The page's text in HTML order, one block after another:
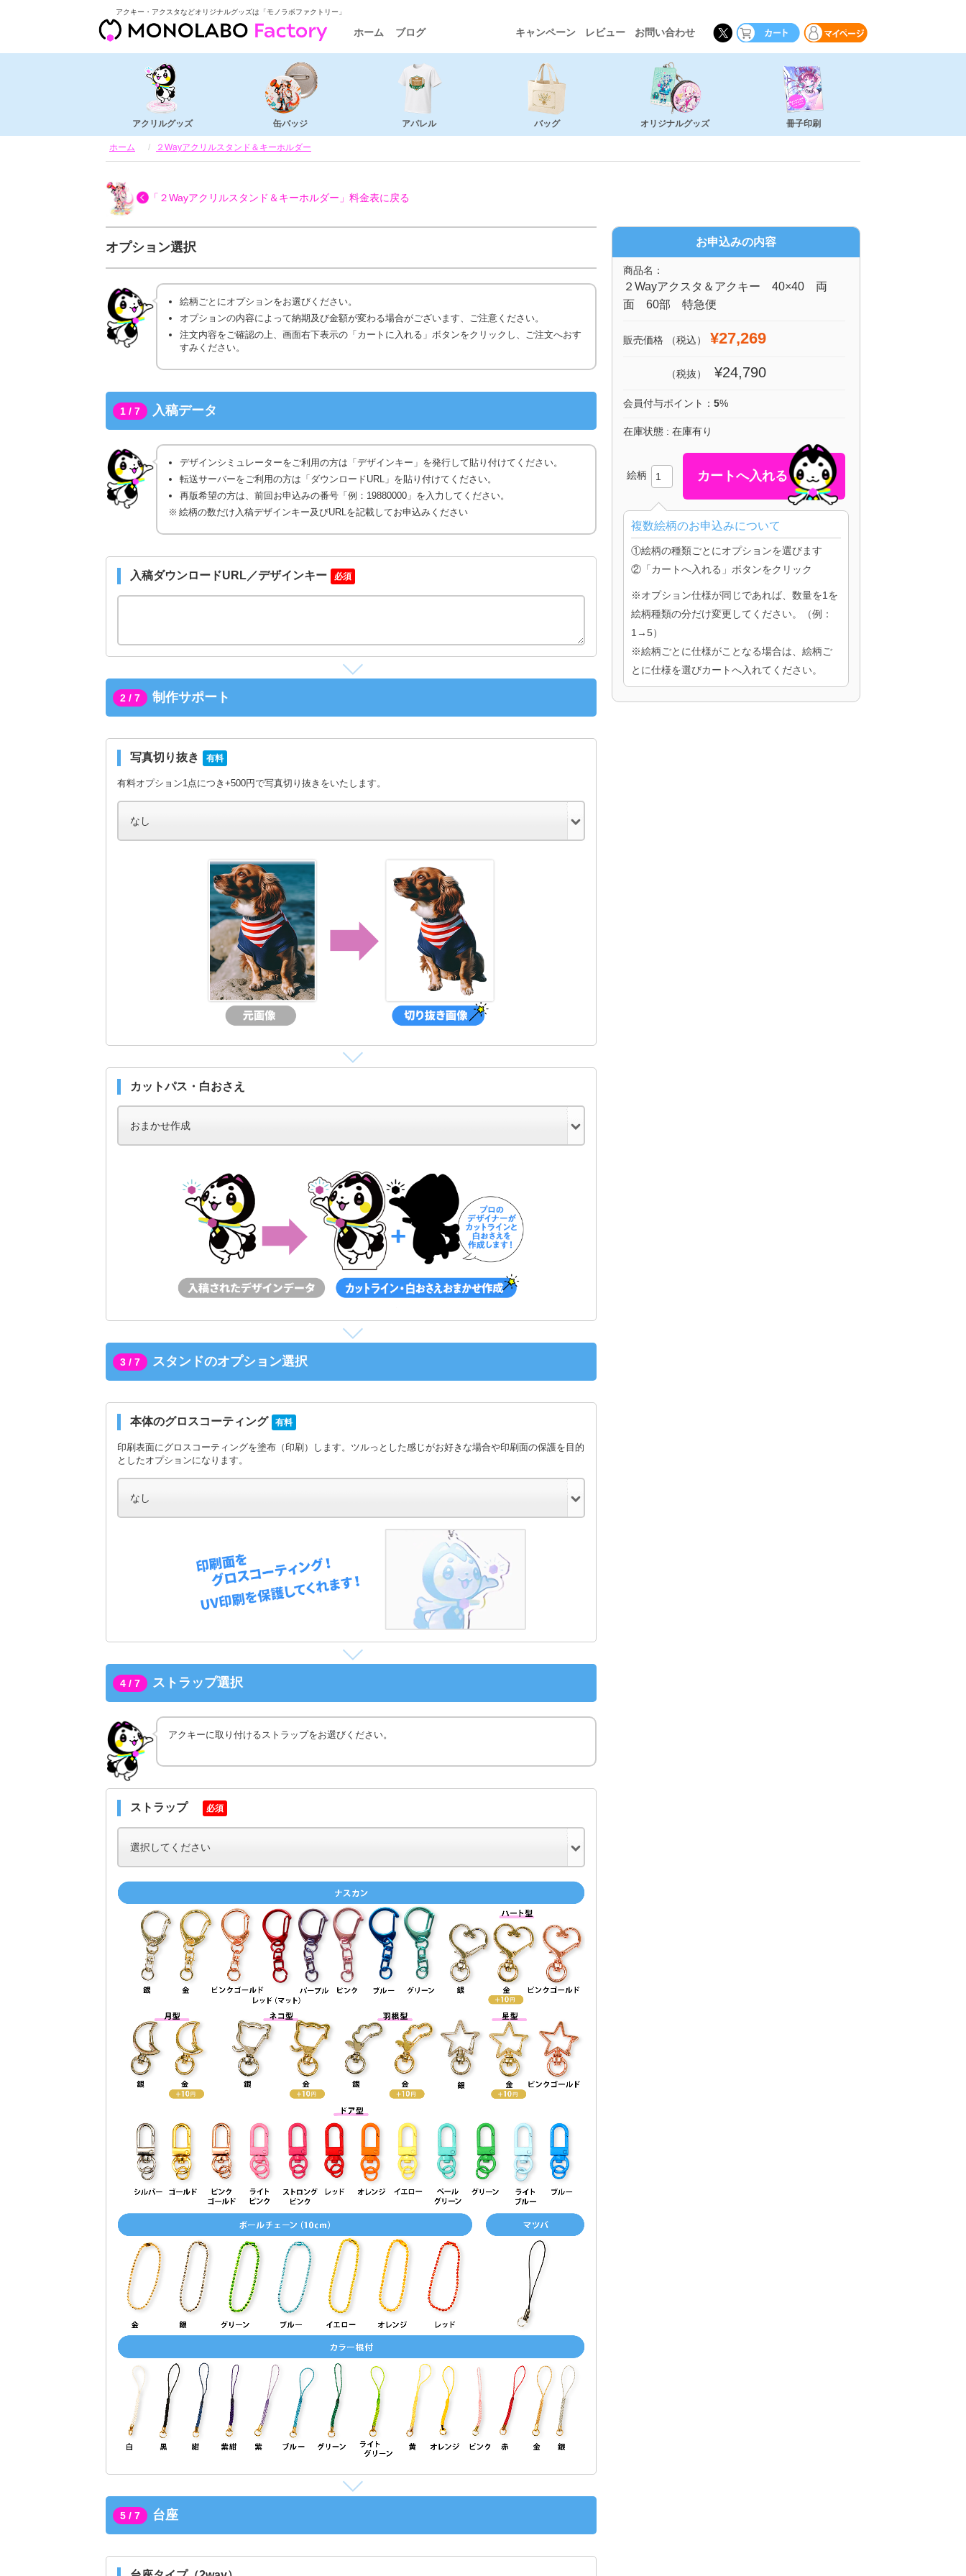
アクキー・アクスタなどオリジナルグッズは「モノラボファクトリー」
ホーム ブログ キャンペーン レビュー お問い合わせ
アクリルグッズ 缶バッジ アパレル バッグ オリジナルグッズ 冊子印刷
ホーム ２Wayアクリルスタンド＆キーホルダー
「２Wayアクリルスタンド＆キーホルダー」 料金表に戻る
オプション選択
絵柄ごとにオプションをお選びください。
オプションの内容によって納期及び金額が変わる場合がございます、ご注意ください。
注文内容をご確認の上、画面右下表示の「カートに入れる」ボタンをクリックし、ご注文へおす
すみください。
1 / 7 入稿データ
デザインシミュレーターをご利用の方は「デザインキー」を発行して貼り付けてください。
転送サーバーをご利用の方は「ダウンロードURL」を貼り付けてください。
再版希望の方は、前回お申込みの番号「例：19880000」を入力してください。
絵柄の数だけ入稿デザインキー及びURLを記載してお申込みください
入稿ダウンロードURL／デザインキー 必須
2 / 7 制作サポート
写真切り抜き 有料
有料オプション1点につき+500円で写真切り抜きをいたします。
カットパス・白おさえ
3 / 7 スタンドのオプション選択
本体のグロスコーティング 有料
印刷表面にグロスコーティングを塗布（印刷）します。ツルっとした感じがお好きな場合や印刷面の保護を目的
としたオプションになります。
4 / 7 ストラップ選択
アクキーに取り付けるストラップをお選びください。
ストラップ 必須
5 / 7 台座
お申込みの内容
商品名：
２Wayアクスタ＆アクキー 40×40 両
面 60部 特急便
販売価格 （税込） ¥27,269
（税抜） ¥24,790
会員付与ポイント： 5%
在庫状態 : 在庫有り
絵柄
複数絵柄のお申込みについて
①絵柄の種類ごとにオプションを選びます
②「カートへ入れる」ボタンをクリック
※オプション仕様が同じであれば、数量を1を
絵柄種類の分だけ変更してください。（例：
1→5）
※絵柄ごとに仕様がことなる場合は、絵柄ご
とに仕様を選びカートへ入れてください。